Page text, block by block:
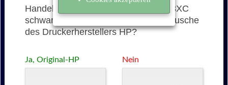
Handelt es sich bei der 43XC (C8543XC
schwarz) um eine originale Tonerkartusche
des Druckerherstellers HP?
Ja, Original-HP Nein